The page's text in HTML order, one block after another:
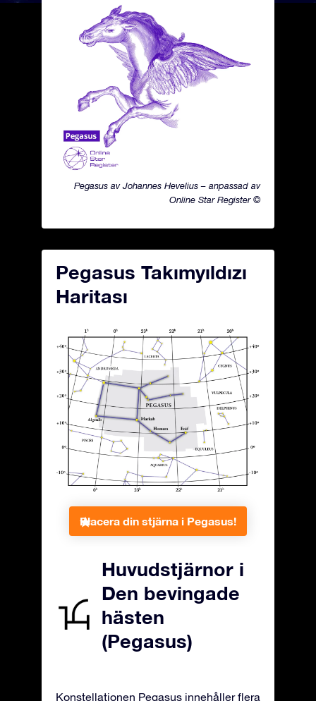
Pegasus av Johannes Hevelius – anpassad av
Online Star Register ©
Pegasus Takımyıldızı
Haritası
Placera din stjärna i Pegasus!
Huvudstjärnor i
Den bevingade
hästen
(Pegasus)
Konstellationen Pegasus innehåller flera